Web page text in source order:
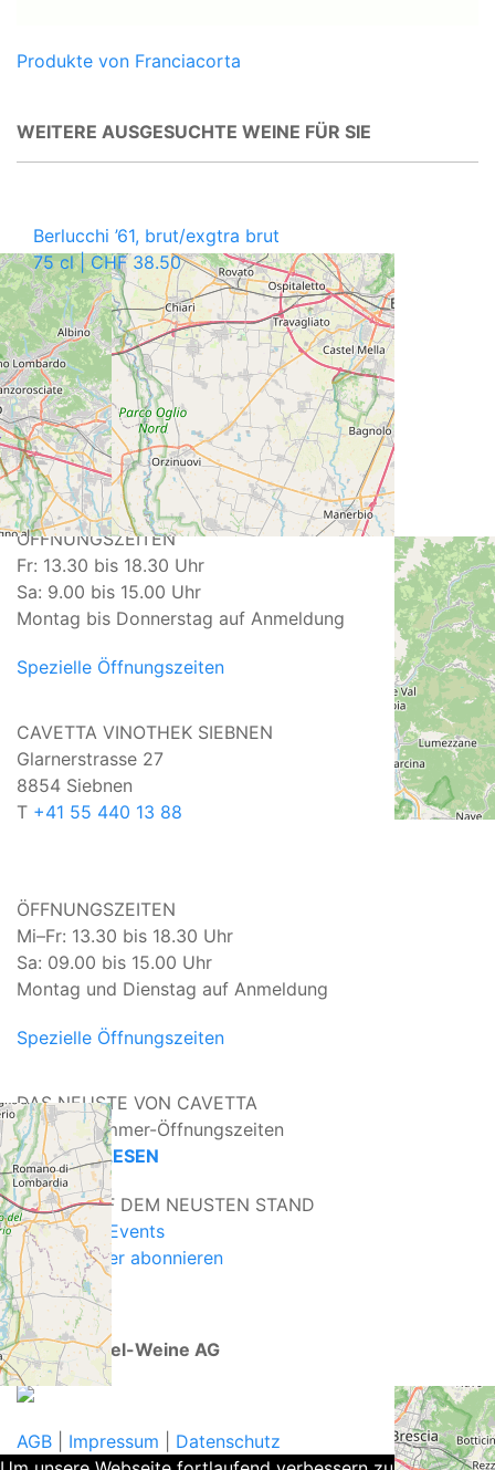
Produkte von Franciacorta
WEITERE AUSGESUCHTE WEINE FÜR SIE
Berlucchi ’61, brut/exgtra brut
75 cl | CHF 38.50
CAVETTA VINOTHEK PFÄFFIKON
Churerstrasse 64
8808 Pfäffikon SZ
T+41 55 420 11 44
ÖFFNUNGSZEITEN
Fr: 13.30 bis 18.30 Uhr
Sa: 9.00 bis 15.00 Uhr
Montag bis Donnerstag auf Anmeldung
Spezielle Öffnungszeiten
CAVETTA VINOTHEK SIEBNEN
Glarnerstrasse 27
8854 Siebnen
T +41 55 440 13 88
ÖFFNUNGSZEITEN
Mi–Fr: 13.30 bis 18.30 Uhr
Sa: 09.00 bis 15.00 Uhr
Montag und Dienstag auf Anmeldung
Spezielle Öffnungszeiten
DAS NEUSTE VON CAVETTA
Unsere Sommer-Öffnungszeiten
>WEITERLESEN
IMMER AUF DEM NEUSTEN STAND
>Aktuell | Events
> Newsletter abonnieren
© 2026 Keel-Weine AG
AGB Impressum
Datenschutz